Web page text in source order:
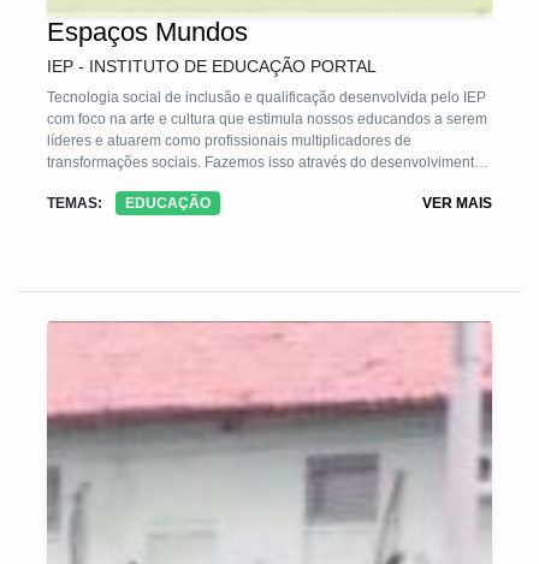
Espaços Mundos
IEP - INSTITUTO DE EDUCAÇÃO PORTAL
Tecnologia social de inclusão e qualificação desenvolvida pelo IEP
com foco na arte e cultura que estimula nossos educandos a serem
líderes e atuarem como profissionais multiplicadores de
transformações sociais. Fazemos isso através do desenvolvimento
TEMAS:
EDUCAÇÃO VER MAIS